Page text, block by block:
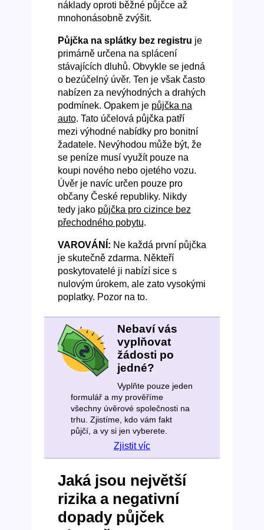
náklady oproti běžné půjčce až
mnohonásobně zvýšit.
Půjčka na splátky bez registru je
primárně určena na splácení
stávajících dluhů. Obvykle se jedná
o bezúčelný úvěr. Ten je však často
nabízen za nevýhodných a drahých
podmínek. Opakem je půjčka na
auto. Tato účelová půjčka patří
mezi výhodné nabídky pro bonitní
žadatele. Nevýhodou může být, že
se peníze musí využít pouze na
koupi nového nebo ojetého vozu.
Úvěr je navíc určen pouze pro
občany České republiky. Nikdy
tedy jako půjčka pro cizince bez
přechodného pobytu.
VAROVÁNÍ: Ne každá první půjčka
je skutečně zdarma. Někteří
poskytovatelé ji nabízí sice s
nulovým úrokem, ale zato vysokými
poplatky. Pozor na to.
Nebaví vás
vyplňovat
žádosti po
jedné?
Vyplňte pouze jeden
formulář a my prověříme
všechny úvěrové společnosti na
trhu. Zjistíme, kdo vám fakt
půjčí, a vy si jen vyberete.
Zjistit víc
Jaká jsou největší
rizika a negativní
dopady půjček